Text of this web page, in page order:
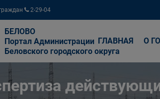
2-29-04
БЕЛОВО
Портал Администрации
Беловского городского округа
ГЛАВНАЯ О